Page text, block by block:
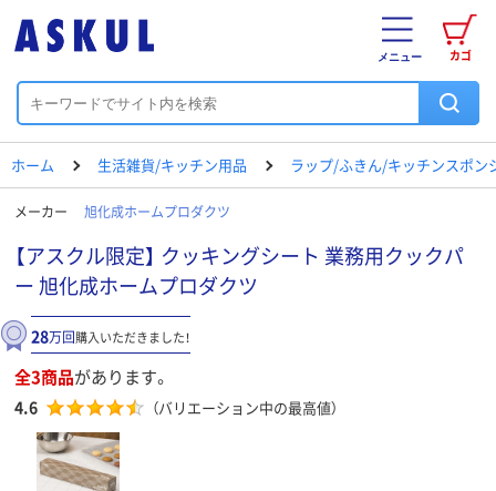
カゴ
メニュー
ホーム 生活雑貨/キッチン用品 ラップ/ふきん/キッチンスポン
メーカー 旭化成ホームプロダクツ
【アスクル限定】 クッキングシート 業務用クックパ
ー 旭化成ホームプロダクツ
28万回購入いただきました！
全3商品があります。
4.6 （バリエーション中の最高値）